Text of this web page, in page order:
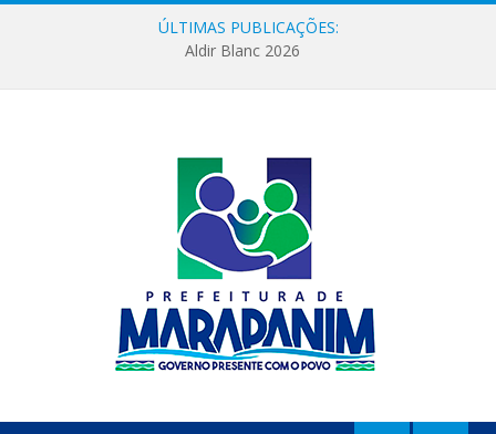
ÚLTIMAS PUBLICAÇÕES:
Aldir Blanc 2026